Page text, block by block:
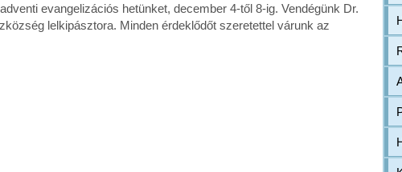
evangelizációs hetünket, december 4-től 8-ig. Vendégünk Dr.
lelkipásztora. Minden érdeklődőt szeretettel várunk az